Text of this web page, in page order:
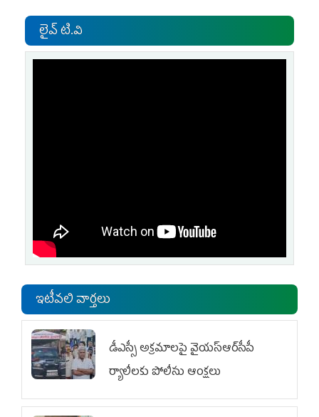
లైవ్ టి.వి
ఇటీవలి వార్తలు
డీఎస్సీ అక్రమాలపై వైయ‌స్ఆర్‌సీపీ
ర్యాలీలకు పోలీసు ఆంక్షలు